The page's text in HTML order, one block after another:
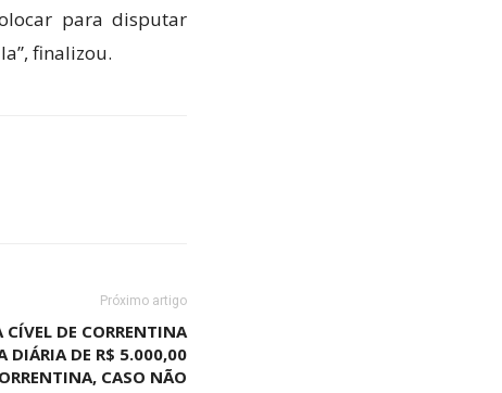
para disputar
finalizou.
Próximo artigo
CÍVEL DE CORRENTINA
DIÁRIA DE R$ 5.000,00
CASO NÃO